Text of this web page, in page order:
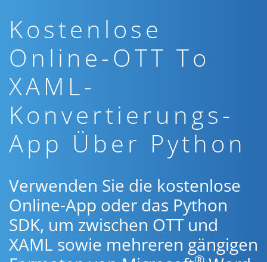
Kostenlose
Online-OTT To
XAML-
Konvertierungs-
App Über Python
Verwenden Sie die kostenlose
Online-App oder das Python
SDK, um zwischen OTT und
XAML sowie mehreren gängigen